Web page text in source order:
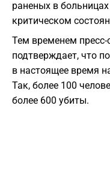
раненых в
критическом
Тем временем п
подтверждает, что
в настоящее время
Так, более 100
более 600 убиты.